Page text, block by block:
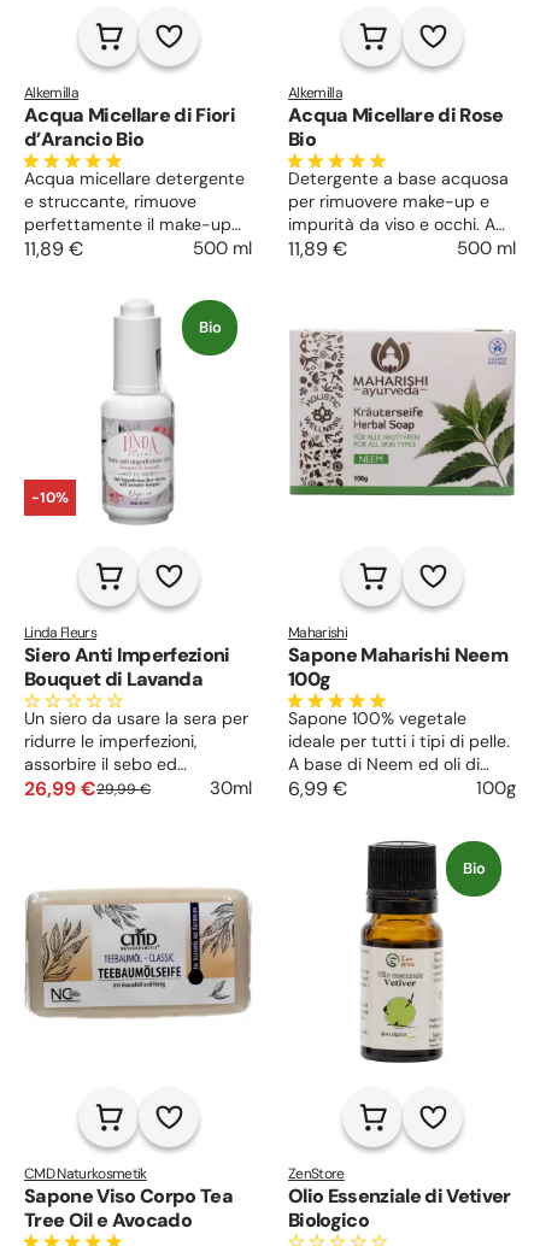
Alkemilla
Acqua Micellare di Fiori
d’Arancio Bio
Acqua micellare detergente
e struccante, rimuove
perfettamente il make-up
dal viso e dagli occhi,
11,89 € 500 ml
Alkemilla
Acqua Micellare di Rose
Bio
Detergente a base acquosa
per rimuovere make-up e
impurità da viso e occhi. A
base di estratti di rosa,
11,89 € 500 ml
Bio
-10%
Linda Fleurs
Siero Anti Imperfezioni
Bouquet di Lavanda
Un siero da usare la sera per
ridurre le imperfezioni,
assorbire il sebo ed
uniformare l’incarnato.
26,99 €29,99 € 30ml
Maharishi
Sapone Maharishi Neem
100g
Sapone 100% vegetale
ideale per tutti i tipi di pelle.
A base di Neem ed oli di
patchouli e bergamotto,
pulito e freschezza e
mantiene la naturale
idratazione. Adatto per viso
6,99 € 100g
CMD Naturkosmetik
Sapone Viso Corpo Tea
Tree Oil e Avocado
Bio
ZenStore
Olio Essenziale di Vetiver
Biologico